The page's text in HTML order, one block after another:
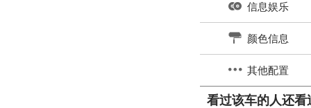
信息娱乐
颜色信息
其他配置
看过该车的人还看